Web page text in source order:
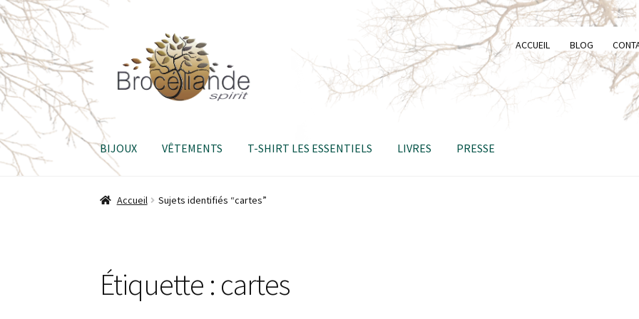
navigation
contenu
ACCUEIL BLOG
BIJOUX VÊTEMENTS T-SHIRT LES ESSENTIELS LIVRES PRESSE
Accueil Sujets identifiés “cartes”
Étiquette : cartes